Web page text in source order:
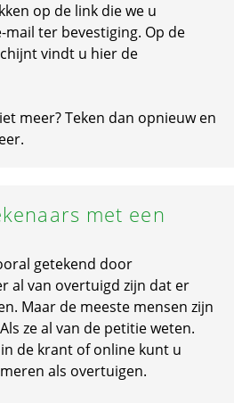
op de link die we u
ter bevestiging. Op de
vindt u hier de
meer? Teken dan opnieuw en
met een
getekend door
al van overtuigd zijn dat er
Maar de meeste mensen zijn
ze al van de petitie weten.
de krant of online kunt u
als overtuigen.